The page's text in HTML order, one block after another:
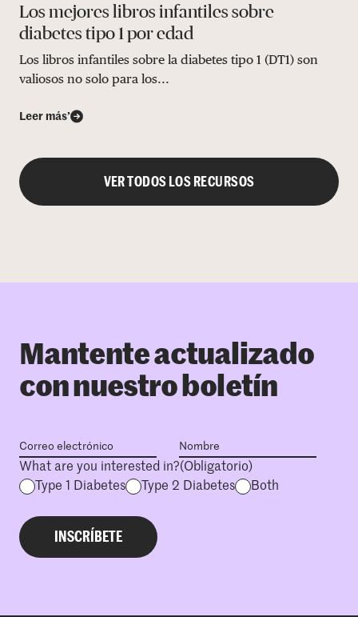
Los mejores libros infantiles sobre
diabetes tipo 1 por edad
Los libros infantiles sobre la diabetes tipo 1 (DT1) son
valiosos no solo para los...
Leer más’
VER TODOS LOS RECURSOS
Mantente actualizado
con nuestro boletín
What are you interested in?(Obligatorio)
Type 1 Diabetes
Type 2 Diabetes Both